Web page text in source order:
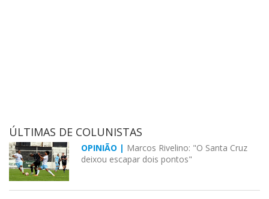
ÚLTIMAS DE COLUNISTAS
OPINIÃO | Marcos Rivelino: "O Santa Cruz
deixou escapar dois pontos"